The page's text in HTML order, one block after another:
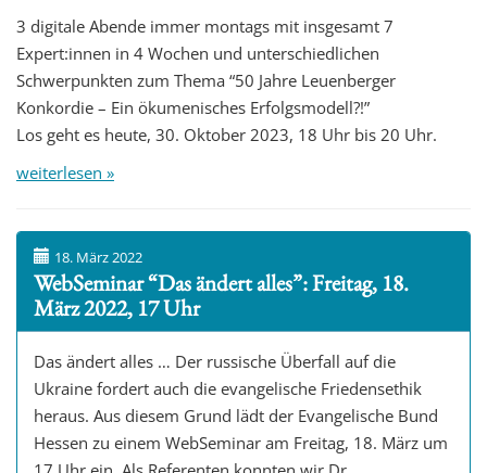
3 digitale Abende immer montags mit insgesamt 7
Expert:innen in 4 Wochen und unterschiedlichen
Schwerpunkten zum Thema “50 Jahre Leuenberger
Konkordie – Ein ökumenisches Erfolgsmodell?!”
Los geht es heute, 30. Oktober 2023, 18 Uhr bis 20 Uhr.
weiterlesen »
18. März 2022
WebSeminar “Das ändert alles”: Freitag, 18.
März 2022, 17 Uhr
Das ändert alles … Der russische Überfall auf die
Ukraine fordert auch die evangelische Friedensethik
heraus. Aus diesem Grund lädt der Evangelische Bund
Hessen zu einem WebSeminar am Freitag, 18. März um